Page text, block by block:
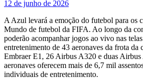
12 de junho de 2026
A Azul levará a emoção do futebol para os
Mundo de futebol da FIFA. Ao longo da
poderão acompanhar jogos ao vivo nas
entretenimento de 43 aeronaves da frota da
Embraer E1, 26 Airbus A320 e duas Airbus
aeronaves oferecem mais de 6,7 mil
individuais de entretenimento.